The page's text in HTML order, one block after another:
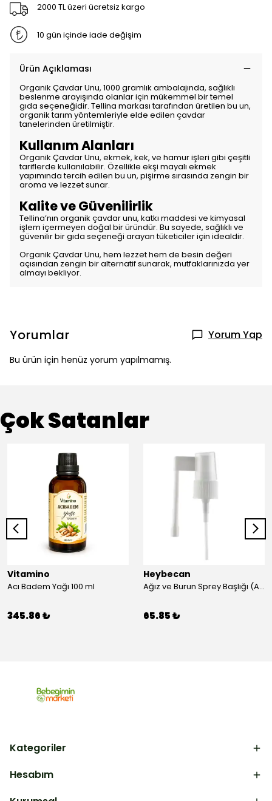
2000 TL üzeri ücretsiz kargo
10 gün içinde iade değişim
Ürün Açıklaması
Organik Çavdar Unu, 1000 gramlık ambalajında, sağlıklı
beslenme arayışında olanlar için mükemmel bir temel
gıda seçeneğidir. Tellina markası tarafından üretilen bu un,
organik tarım yöntemleriyle elde edilen çavdar
tanelerinden üretilmiştir.
Kullanım Alanları
Organik Çavdar Unu, ekmek, kek, ve hamur işleri gibi çeşitli
tariflerde kullanılabilir. Özellikle ekşi mayalı ekmek
yapımında tercih edilen bu un, pişirme sırasında zengin bir
aroma ve lezzet sunar.
Kalite ve Güvenilirlik
Tellina’nın organik çavdar unu, katkı maddesi ve kimyasal
işlem içermeyen doğal bir üründür. Bu sayede, sağlıklı ve
güvenilir bir gıda seçeneği arayan tüketiciler için idealdir.
Organik Çavdar Unu, hem lezzet hem de besin değeri
açısından zengin bir alternatif sunarak, mutfaklarınızda yer
almayı bekliyor.
Yorumlar Yorum Yap
Bu ürün için henüz yorum yapılmamış.
Çok Satanlar
Vitamino
Acı Badem Yağı 100 ml
345.86 ₺
Heybecan
Ağız ve Burun Sprey Başlığı (Aparat)
65.85 ₺
Kategoriler
Hesabım